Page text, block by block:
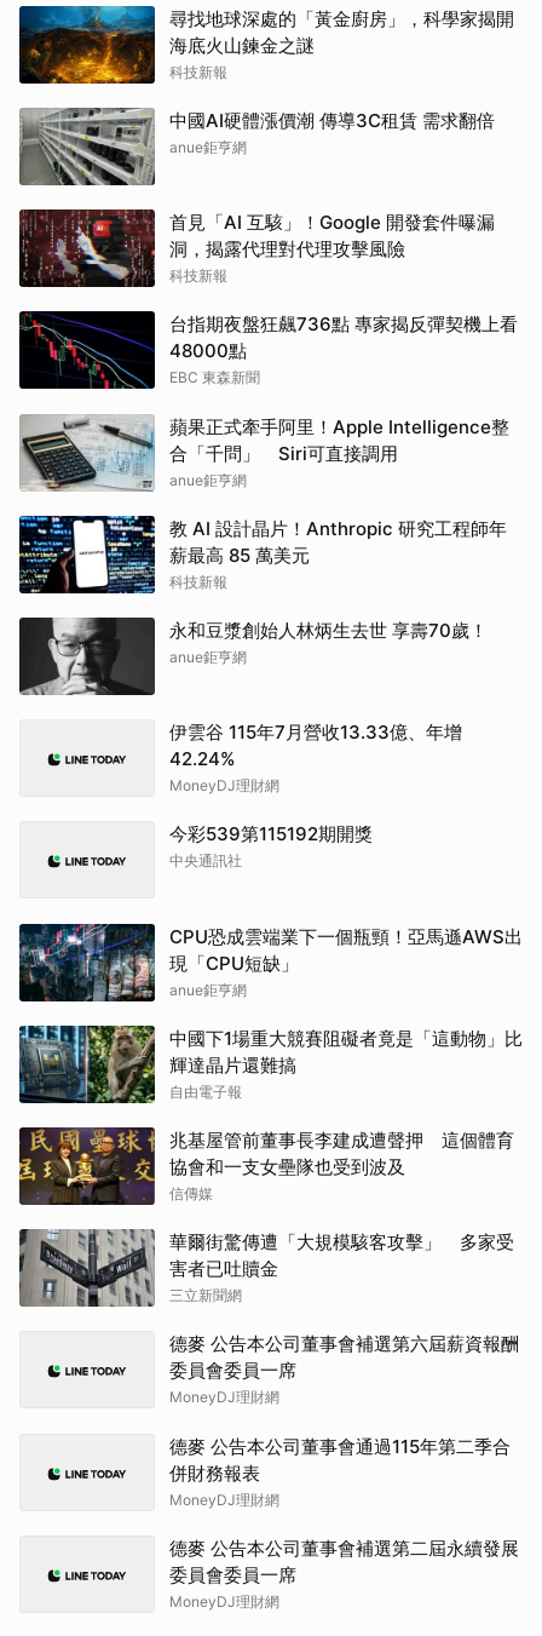
尋找地球深處的「黃金廚房」，科學家揭開
海底火山鍊金之謎
科技新報
中國AI硬體漲價潮 傳導3C租賃 需求翻倍
anue鉅亨網
首見「AI 互駭」！Google 開發套件曝漏
洞，揭露代理對代理攻擊風險
科技新報
台指期夜盤狂飆736點 專家揭反彈契機上看
48000點
EBC 東森新聞
蘋果正式牽手阿里！Apple Intelligence整
合「千問」 Siri可直接調用
anue鉅亨網
教 AI 設計晶片！Anthropic 研究工程師年
薪最高 85 萬美元
科技新報
永和豆漿創始人林炳生去世 享壽70歲！
anue鉅亨網
伊雲谷 115年7月營收13.33億、年增
42.24%
MoneyDJ理財網
今彩539第115192期開獎
中央通訊社
CPU恐成雲端業下一個瓶頸！亞馬遜AWS出
現「CPU短缺」
anue鉅亨網
中國下1場重大競賽阻礙者竟是「這動物」比
輝達晶片還難搞
自由電子報
兆基屋管前董事長李建成遭聲押 這個體育
協會和一支女壘隊也受到波及
信傳媒
華爾街驚傳遭「大規模駭客攻擊」 多家受
害者已吐贖金
三立新聞網
德麥 公告本公司董事會補選第六屆薪資報酬
委員會委員一席
MoneyDJ理財網
德麥 公告本公司董事會通過115年第二季合
併財務報表
MoneyDJ理財網
德麥 公告本公司董事會補選第二屆永續發展
委員會委員一席
MoneyDJ理財網